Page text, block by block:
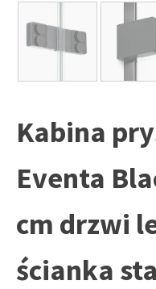
Kabina
Eventa
cm drzwi
ścianka